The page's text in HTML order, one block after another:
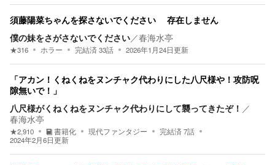
須藤陽菜ちゃんを探さないでください 存在しません
僕の妹をさがさないでください／春海水亭
★316 ホラー 完結済33話 2026年1月24日更新
「アカン！くねくねをヌンチャク代わりにした八尺様や！攻防呪
隙無いで！」
八尺様がくねくねをヌンチャク代わりにして襲ってきたぞ！ ／
春海水亭
★2,910 書籍化 現代ファンタジー 完結済 7話
2024年2月6日更新